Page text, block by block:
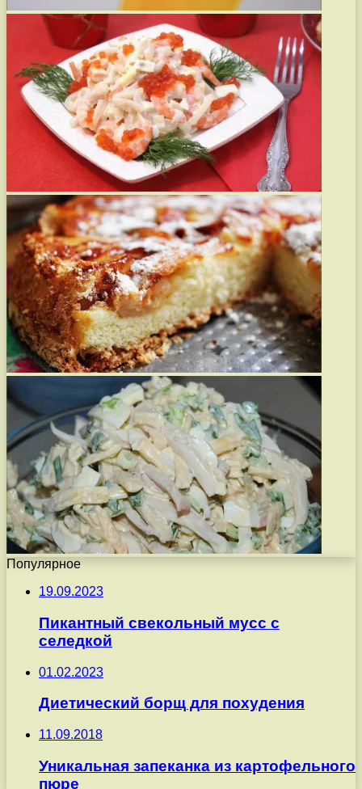
Популярное
19.09.2023
Пикантный свекольный мусс с
селедкой
01.02.2023
Диетический борщ для похудения
11.09.2018
Уникальная запеканка из картофельного
пюре